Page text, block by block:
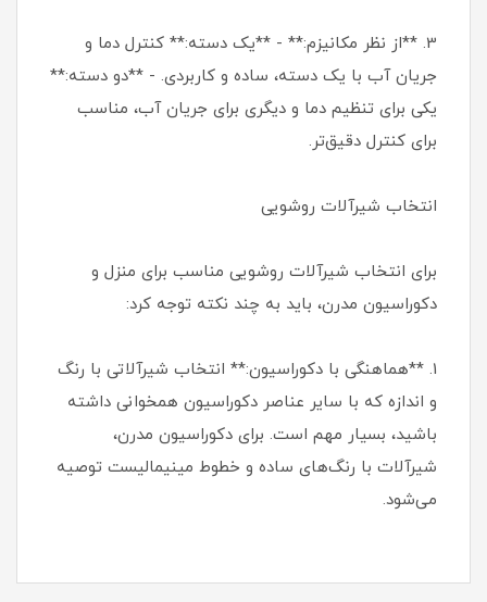
3. **از نظر مکانیزم:** - **یک دسته:** کنترل دما و
جریان آب با یک دسته، ساده و کاربردی. - **دو دسته:**
یکی برای تنظیم دما و دیگری برای جریان آب، مناسب
برای کنترل دقیق‌تر.
انتخاب شیرآلات روشویی
برای انتخاب شیرآلات روشویی مناسب برای منزل و
دکوراسیون مدرن، باید به چند نکته توجه کرد:
1. **هماهنگی با دکوراسیون:** انتخاب شیرآلاتی با رنگ
و اندازه که با سایر عناصر دکوراسیون همخوانی داشته
باشید، بسیار مهم است. برای دکوراسیون مدرن،
شیرآلات با رنگ‌های ساده و خطوط مینیمالیست توصیه
می‌شود.